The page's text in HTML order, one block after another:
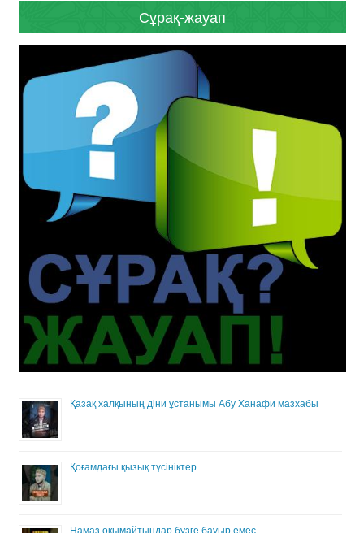
Сұрақ-жауап
Қазақ халқының діни ұстанымы Абу Ханафи мазхабы
Қоғамдағы қызық түсініктер
Намаз оқымайтындар бузге бауыр емес